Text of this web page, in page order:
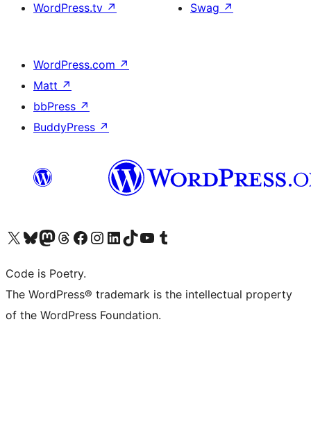
WordPress.tv ↗
Swag ↗
WordPress.com ↗
Matt ↗
bbPress ↗
BuddyPress ↗
Visita il nostro account X (ex Twitter)
Visita il nostro account Bluesky
Visita il nostro account Mastodon
Visita il nostro account Threads
Visita la nostra pagina Facebook
Visita il nostro account Instagram
Visita il nostro account LinkedIn
Visita il nostro account TikTok
Visita il nostro canale YouTube
Visita il nostro account Tumblr
Code is Poetry.
The WordPress® trademark is the intellectual property
of the WordPress Foundation.